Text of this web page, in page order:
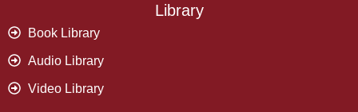
Library
Book Library
Audio Library
Video Library